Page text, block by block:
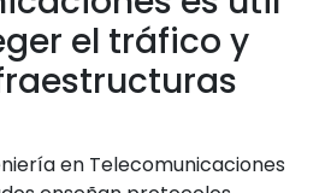
el tráfico y
en Telecomunicaciones